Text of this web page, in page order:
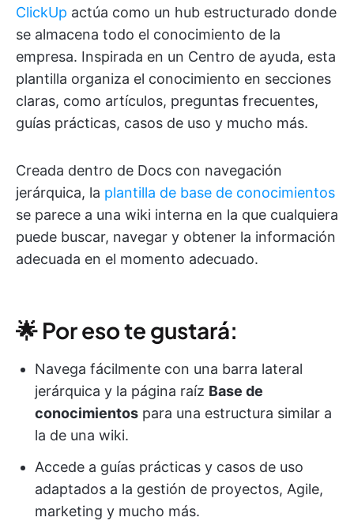
ClickUp actúa como un hub estructurado donde
se almacena todo el conocimiento de la
empresa. Inspirada en un Centro de ayuda, esta
plantilla organiza el conocimiento en secciones
claras, como artículos, preguntas frecuentes,
guías prácticas, casos de uso y mucho más.
Creada dentro de Docs con navegación
jerárquica, la plantilla de base de conocimientos
se parece a una wiki interna en la que cualquiera
puede buscar, navegar y obtener la información
adecuada en el momento adecuado.
🌟 Por eso te gustará:
Navega fácilmente con una barra lateral
jerárquica y la página raíz Base de
conocimientos para una estructura similar a
la de una wiki.
Accede a guías prácticas y casos de uso
adaptados a la gestión de proyectos, Agile,
marketing y mucho más.